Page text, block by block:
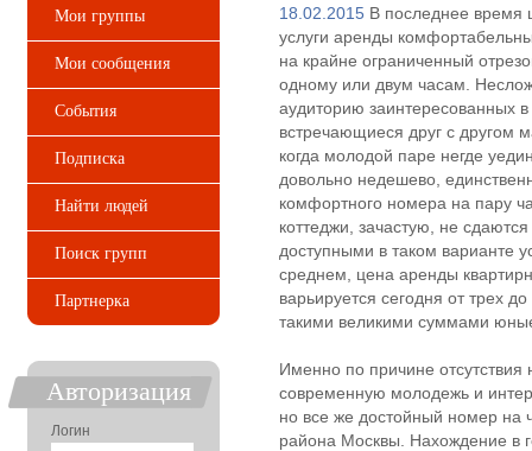
18.02.2015 В последнее время
услуги аренды
на крайне ограниченный
одному или двум часам.
аудиторию заинтересованных
встречающиеся друг с другом
когда молодой паре негде
довольно недешево,
комфортного номера на пару
коттеджи, зачастую, не
доступными в таком варианте
среднем, цена аренды
варьируется сегодня от трех
такими великими суммами
Именно по причине отсутствия
современную молодежь и
но все же достойный номер на
района Москвы. Нахождение в
Мои группы
Мои сообщения
События
Подписка
Найти людей
Поиск групп
Партнерка
Авторизация
Логин